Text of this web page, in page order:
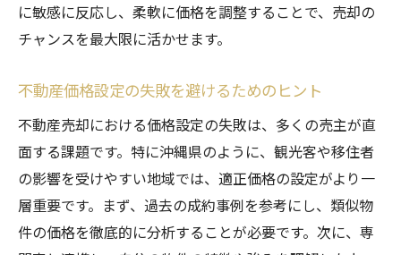
に敏感に反応し、柔軟に価格を調整することで、売却の
チャンスを最大限に活かせます。
不動産価格設定の失敗を避けるためのヒント
不動産売却における価格設定の失敗は、多くの売主が直
面する課題です。特に沖縄県のように、観光客や移住者
の影響を受けやすい地域では、適正価格の設定がより一
層重要です。まず、過去の成約事例を参考にし、類似物
件の価格を徹底的に分析することが必要です。次に、専